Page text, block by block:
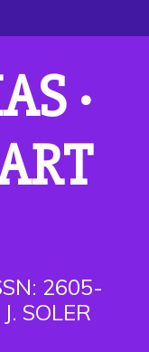
·
2605-
SOLER